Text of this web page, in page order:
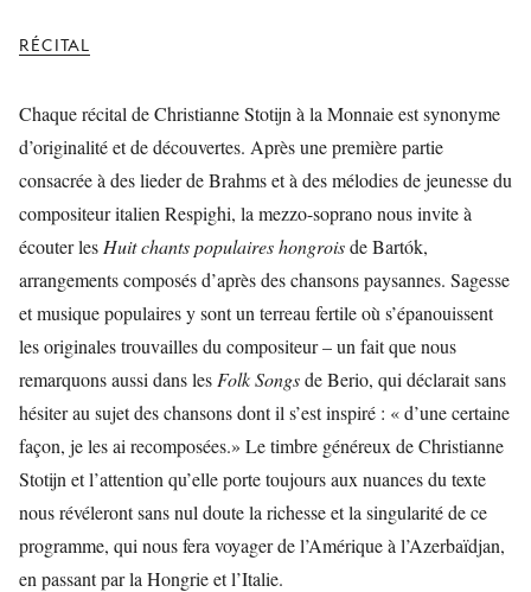
RÉCITAL
Chaque récital de Christianne Stotijn à la Monnaie est synonyme
d’originalité et de découvertes. Après une première partie
consacrée à des lieder de Brahms et à des mélodies de jeunesse du
compositeur italien Respighi, la mezzo-soprano nous invite à
écouter les Huit chants populaires hongroisde Bartók,
arrangements composés d’après des chansons paysannes. Sagesse
et musique populaires y sont un terreau fertile où s’épanouissent
les originales trouvailles du compositeur – un fait que nous
remarquons aussi dans les Folk Songsde Berio, qui déclarait sans
hésiter au sujet des chansons dont il s’est inspiré : « d’une certaine
façon, je les ai recomposées.» Le timbre généreux de Christianne
Stotijn et l’attention qu’elle porte toujours aux nuances du texte
nous révéleront sans nul doute la richesse et la singularité de ce
programme, qui nous fera voyager de l’Amérique à l’Azerbaïdjan,
en passant par la Hongrie et l’Italie.